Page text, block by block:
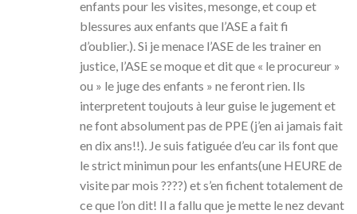
enfants pour les visites, mesonge, et coup et
blessures aux enfants que l’ASE a fait fi
d’oublier.). Si je menace l’ASE de les trainer en
justice, l’ASE se moque et dit que « le procureur »
ou » le juge des enfants » ne feront rien. Ils
interpretent toujouts à leur guise le jugement et
ne font absolument pas de PPE (j’en ai jamais fait
en dix ans!!). Je suis fatiguée d’eu car ils font que
le strict minimun pour les enfants(une HEURE de
visite par mois ????) et s’en fichent totalement de
ce que l’on dit! Il a fallu que je mette le nez devant